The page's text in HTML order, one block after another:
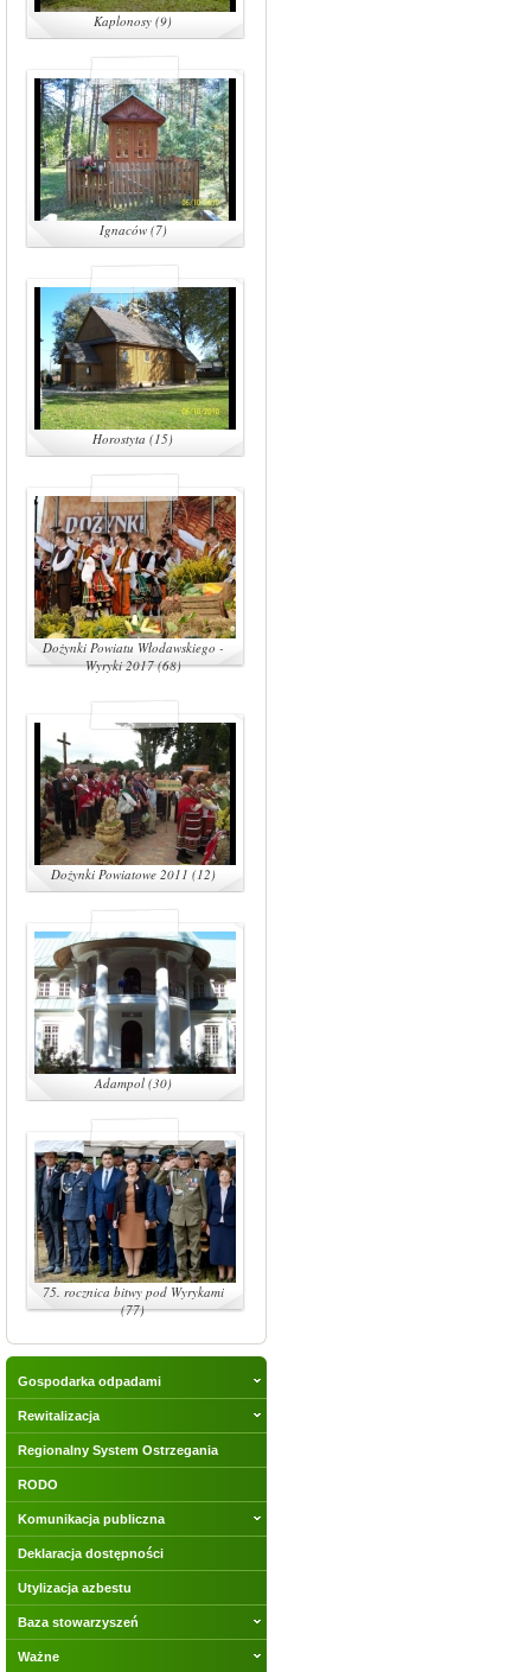
Kaplonosy (9)
Ignaców (7)
Horostyta (15)
Dożynki Powiatu Włodawskiego -
Wyryki 2017 (68)
Dożynki Powiatowe 2011 (12)
Adampol (30)
75. rocznica bitwy pod Wyrykami
(77)
Gospodarka odpadami
Rewitalizacja
Regionalny System Ostrzegania
RODO
Komunikacja publiczna
Deklaracja dostępności
Utylizacja azbestu
Baza stowarzyszeń
Ważne